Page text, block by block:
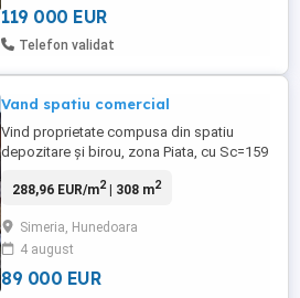
mansarda, ...
119 000 EUR
Telefon validat
Vand spatiu comercial
Vind proprietate compusa din spatiu
depozitare și birou, zona Piata, cu Sc=159
inaltime S+P+M, teren 229mp.
288,96 EUR/m2| 308 m2
Simeria, Hunedoara
4 august
89 000 EUR